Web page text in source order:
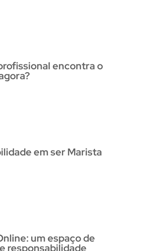
encontra o
em ser Marista
um espaço de
responsabilidade